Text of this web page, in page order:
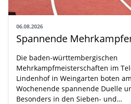
06.08.2026
Die baden-württembergischen
Mehrkampfmeisterschaften im
Lindenhof in Weingarten boten
Wochenende spannende Duelle
Besonders in den Sieben- und…